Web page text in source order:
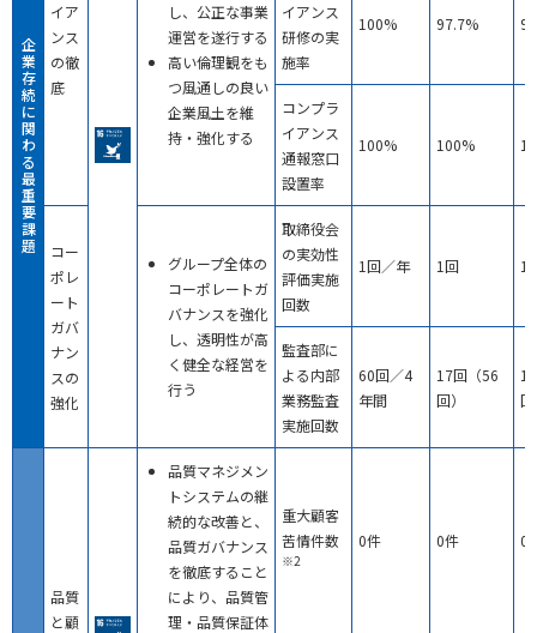
企
業
存
続
に
関
わ
る
最
重
要
課
題
イア
ンス
の徹
底
し、公正な事業
運営を遂行する
高い倫理観をも
つ風通しの良い
企業風土を維
持・強化する
イアンス
研修の実
施率
100% 97.7%
コンプラ
イアンス
通報窓口
設置率
100% 100%
コー
ポレ
ート
ガバ
ナン
スの
強化
グループ全体の
コーポレートガ
バナンスを強化
し、透明性が高
く健全な経営を
行う
取締役会
の実効性
評価実施
回数
1回／年 1回 1
監査部に
よる内部
業務監査
実施回数
60回／4
年間
17回（56
回）
品質
と顧
品質マネジメン
トシステムの継
続的な改善と、
品質ガバナンス
を徹底すること
により、品質管
理・品質保証体
重大顧客
苦情件数
※2
0件 0件 0